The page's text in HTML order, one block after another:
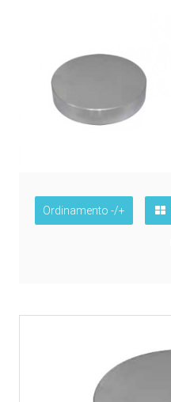
Ordinamento -/+